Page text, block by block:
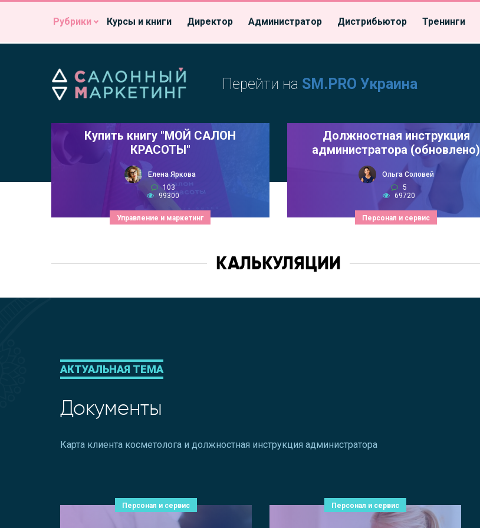
Рубрики Курсы и книги Директор Администратор Дистрибьютор Тренинги
Перейти на SM.PRO Украина
Управление и маркетинг
Купить книгу "МОЙ САЛОН
КРАСОТЫ"
Елена Яркова
103
99300
Персонал и сервис
Должностная инструкция
администратора (обновлено)
Ольга Соловей
5
69720
КАЛЬКУЛЯЦИИ
АКТУАЛЬНАЯ ТЕМА
Документы
Карта клиента косметолога и должностная инструкция администратора
Персонал и сервис Персонал и сервис